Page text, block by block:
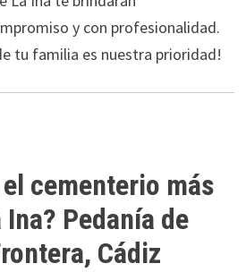
y con profesionalidad.
tu familia es nuestra prioridad!
cementerio más
Pedanía de
Cádiz